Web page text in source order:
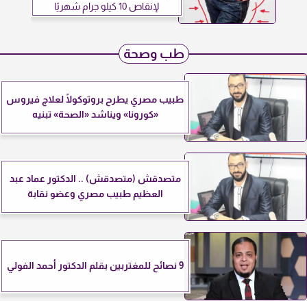
لإنقاص 10 كيلو جرام شهريًا
طب وصحة
طبيب مصري يطرح بروتوكولًا لعلاج فيروس
«كورونا» ويناشد «الصحة» تبنيه
متصدقش (متصدقش) .. الدكتور عماد عبد
العظيم طبيب مصري وعضو نقابة
9 نصائح للمغتربين بقلم الدكتور أحمد الفولي